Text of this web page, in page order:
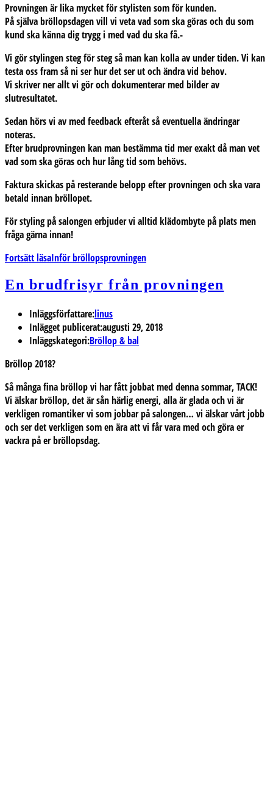
Provningen är lika mycket för stylisten som för kunden.
På själva bröllopsdagen vill vi veta vad som ska göras och du som
kund ska känna dig trygg i med vad du ska få.-
Vi gör stylingen steg för stegså man kan kolla av under tiden. Vi kan
testa oss fram så ni ser hur det ser ut och ändra vid behov.
Vi skriver ner allt vi gör och dokumenterar med bilder av
slutresultatet.
Sedan hörs vi av med feedbackefteråt så eventuella ändringar
noteras.
Efter brudprovningen kan man bestämma tid mer exakt då man vet
vad som ska göras och hur lång tid som behövs.
Fakturaskickas på resterande belopp efter provningen och ska vara
betald innan bröllopet.
För styling på salongen erbjuder vi alltid klädombyte på plats men
fråga gärna innan!
Fortsätt läsaInför bröllopsprovningen
En brudfrisyr från provningen
Inläggsförfattare:linus
Inlägget publicerat:augusti 29, 2018
Inläggskategori:Bröllop & bal
Bröllop 2018?
Så många fina bröllop vi har fått jobbat med denna sommar, TACK!
Vi älskar bröllop, det är sån härlig energi, alla är glada och vi är
verkligen romantiker vi som jobbar på salongen… vi älskar vårt jobb
och ser det verkligen som en ära att vi får vara med och göra er
vackra på er bröllopsdag.